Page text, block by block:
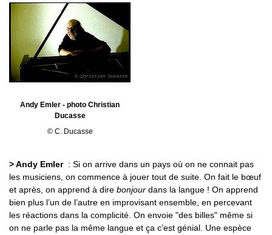
Andy Emler - photo Christian
Ducasse
© C. Ducasse
> Andy Emler : Si on arrive dans un pays où on ne connait pas
les musiciens, on commence à jouer tout de suite. On fait le bœuf
et après, on apprend à dire bonjour dans la langue ! On apprend
bien plus l’un de l’autre en improvisant ensemble, en percevant
les réactions dans la complicité. On envoie "des billes" même si
on ne parle pas la même langue et ça c’est génial. Une espèce